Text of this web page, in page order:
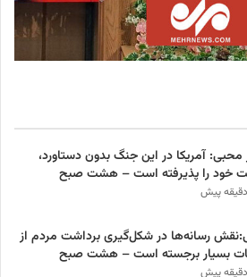
محبی: آمریکا در این جنگ بدون دستاورد،
خود را پذیرفته است – هشت صبح
رسانه‌ها در شکل‌گیری برداشت مردم از
بسیار برجسته است – هشت صبح